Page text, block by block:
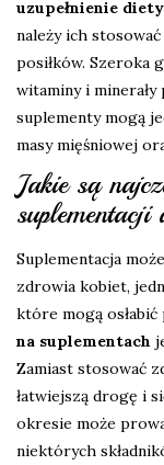
uzupełnienie diety
należy ich
posiłków. Szeroka
witaminy i
suplementy mogą
masy mięśniowej
Jakie są
Suplementacja
zdrowia kobiet,
które mogą
na suplementach
Zamiast stosować
łatwiejszą drogę i
okresie może
niektórych